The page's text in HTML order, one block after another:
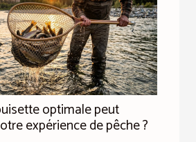
optimale peut
expérience de pêche ?